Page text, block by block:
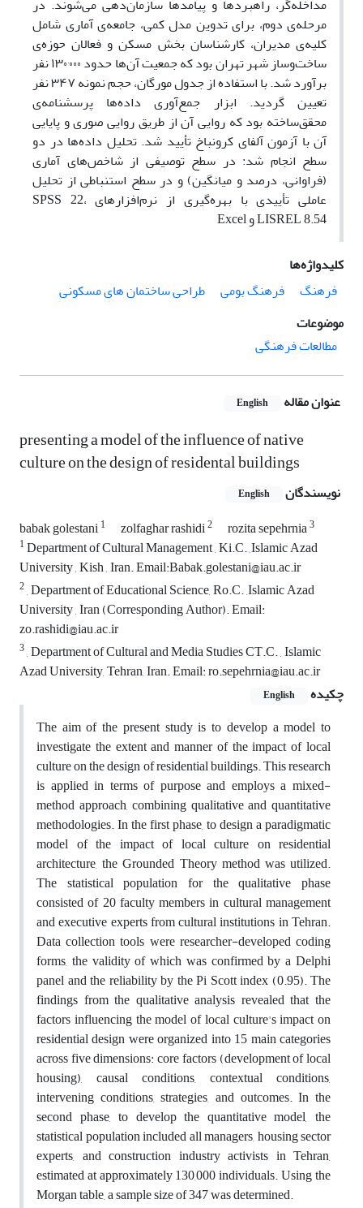
مداخله‌گر، راهبردها و پیامدها سازمان‌دهی می‌شوند. در
مرحله‌ی دوم، برای تدوین مدل کمی، جامعه‌ی آماری شامل
کلیه‌ی مدیران، کارشناسان بخش مسکن و فعالان حوزه‌ی
ساخت‌وساز شهر تهران بود که جمعیت آن‌ها حدود ۱۳۰٬۰۰۰ نفر
برآورد شد. با استفاده از جدول مورگان، حجم نمونه ۳۴۷ نفر
تعیین گردید. ابزار جمع‌آوری داده‌ها پرسشنامه‌ی
محقق‌ساخته بود که روایی آن از طریق روایی صوری و پایایی
آن با آزمون آلفای کرونباخ تأیید شد. تحلیل داده‌ها در دو
سطح انجام شد: در سطح توصیفی از شاخص‌های آماری
(فراوانی، درصد و میانگین) و در سطح استنباطی از تحلیل
عاملی تأییدی با بهره‌گیری از نرم‌افزارهای SPSS 22،
LISREL 8.54 و Excel
کلیدواژه‌ها
فرهنگ
فرهنگ بومی
طراحی ساختمان های مسکونی
موضوعات
مطالعات فرهنگی
عنوان مقاله English
presenting a model of the influence of native
culture on the design of residental buildings
نویسندگان English
babak golestani1 zolfaghar rashidi2 rozita sepehrnia3
1Department of Cultural Management , Ki.C. ,Islamic Azad
University , Kish , Iran. Email:Babak.golestani@iau.ac.ir
2, Department of Educational Science, Ro.C. ,Islamic Azad
University , Iran (Corresponding Author). Email:
zo.rashidi@iau.ac.ir
3, Department of Cultural and Media Studies CT.C. , Islamic
Azad University, Tehran, Iran. Email: ro.sepehrnia@iau.ac.ir
چکیده
English
The aim of the present study is to develop a model to
investigate the extent and manner of the impact of local
culture on the design of residential buildings. This research
is applied in terms of purpose and employs a mixed-
method approach, combining qualitative and quantitative
methodologies. In the first phase, to design a paradigmatic
model of the impact of local culture on residential
architecture, the Grounded Theory method was utilized.
The statistical population for the qualitative phase
consisted of 20 faculty members in cultural management
and executive experts from cultural institutions in Tehran.
Data collection tools were researcher-developed coding
forms, the validity of which was confirmed by a Delphi
panel and the reliability by the Pi Scott index (0.95). The
findings from the qualitative analysis revealed that the
factors influencing the model of local culture's impact on
residential design were organized into 15 main categories
across five dimensions: core factors (development of local
housing), causal conditions, contextual conditions,
intervening conditions, strategies, and outcomes. In the
second phase, to develop the quantitative model, the
statistical population included all managers, housing sector
experts, and construction industry activists in Tehran,
estimated at approximately 130,000 individuals. Using the
Morgan table, a sample size of 347 was determined.